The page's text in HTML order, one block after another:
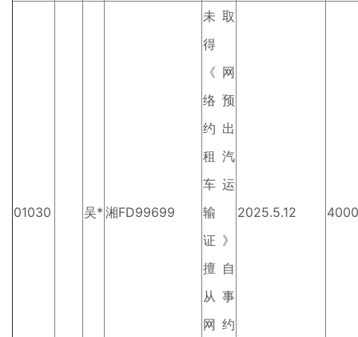
01030 吴* 湘FD99699
未取
得
《网
络预
约出
租汽
车运
输
证》
擅自
从事
网约
2025.5.12 4000